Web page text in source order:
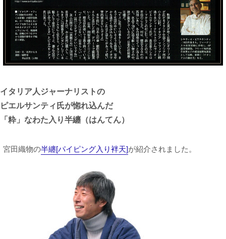
イタリア人ジャーナリストの
ピエルサンティ氏が惚れ込んだ
「粋」なわた入り半纏（はんてん）
宮田織物の半纏[パイピング入り袢天]が紹介されました。